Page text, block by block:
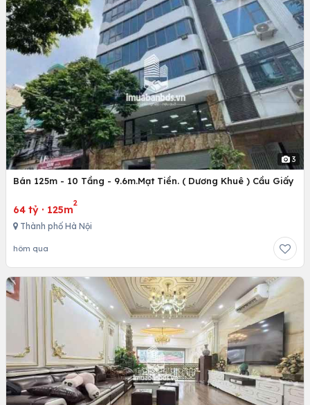
3
Bán 125m - 10 Tầng - 9.6m.Mạt Tiền. ( Dương Khuê ) Cầu Giấy
64 tỷ · 125m
2
Thành phố Hà Nội
hôm qua